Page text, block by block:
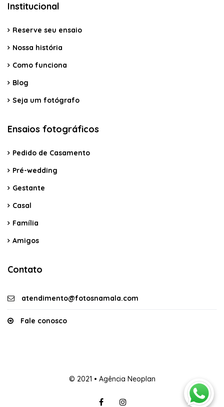
Institucional
Reserve seu ensaio
Nossa história
Como funciona
Blog
Seja um fotógrafo
Ensaios fotográficos
Pedido de Casamento
Pré-wedding
Gestante
Casal
Família
Amigos
Contato
atendimento@fotosnamala.com
Fale conosco
© 2021 • Agência Neoplan